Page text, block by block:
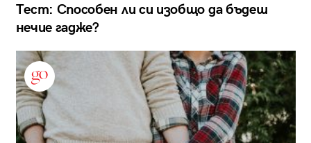
Тест: Способен ли си изобщо да бъдеш
нечие гадже?